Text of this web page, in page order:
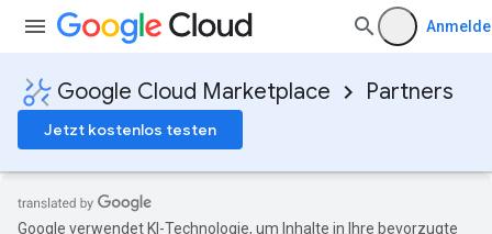
Google Cloud Marketplace Partners
Jetzt kostenlos testen
Google verwendet KI-Technologie, um Inhalte in Ihre bevorzugte